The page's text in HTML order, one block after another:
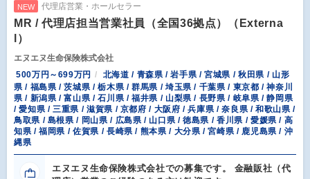
NEW 代理店営業・ホールセラー
MR / 代理店担当営業社員（全国36拠点）（Externa
l）
エヌエヌ生命保険株式会社
500万円～699万円
北海道 / 青森県 / 岩手県 / 宮城県 / 秋田県 / 山形
県 / 福島県 / 茨城県 / 栃木県 / 群馬県 / 埼玉県 / 千葉県 / 東京都 / 神奈川
県 / 新潟県 / 富山県 / 石川県 / 福井県 / 山梨県 / 長野県 / 岐阜県 / 静岡県
/ 愛知県 / 三重県 / 滋賀県 / 京都府 / 大阪府 / 兵庫県 / 奈良県 / 和歌山県 /
鳥取県 / 島根県 / 岡山県 / 広島県 / 山口県 / 徳島県 / 香川県 / 愛媛県 / 高
知県 / 福岡県 / 佐賀県 / 長崎県 / 熊本県 / 大分県 / 宮崎県 / 鹿児島県 / 沖
縄県
エヌエヌ生命保険株式会社での募集です。 金融販社（代